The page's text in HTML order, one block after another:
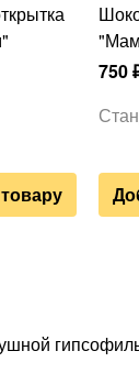
Шоколадная открытка
750